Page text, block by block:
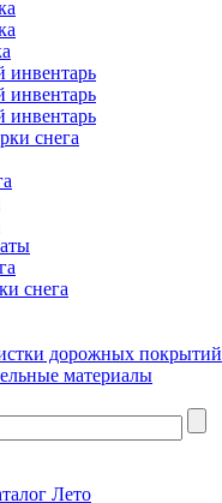
инвентарь
инвентарь
инвентарь
снега
снега
дорожных покрытий
материалы
Лето